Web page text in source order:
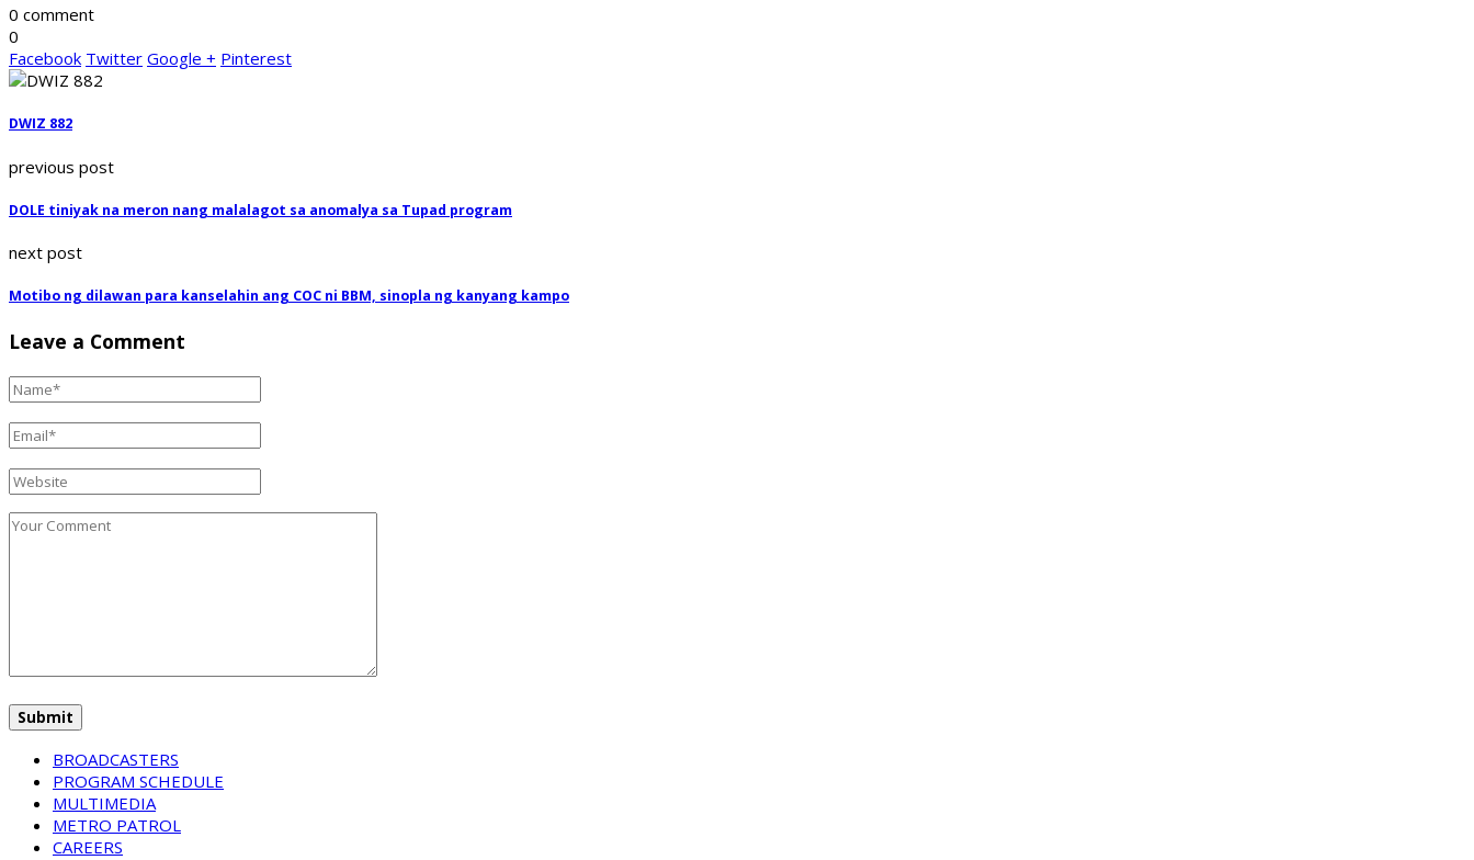
0 comment
0
Facebook Twitter Google + Pinterest
DWIZ 882
previous post
DOLE tiniyak na meron nang malalagot sa anomalya sa Tupad program
next post
Motibo ng dilawan para kanselahin ang COC ni BBM, sinopla ng kanyang kampo
Leave a Comment
BROADCASTERS
PROGRAM SCHEDULE
MULTIMEDIA
METRO PATROL
CAREERS